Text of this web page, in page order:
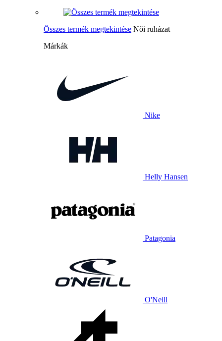
Összes termék megtekintése Női ruházat
Márkák
Nike
Helly Hansen
Patagonia
O'Neill